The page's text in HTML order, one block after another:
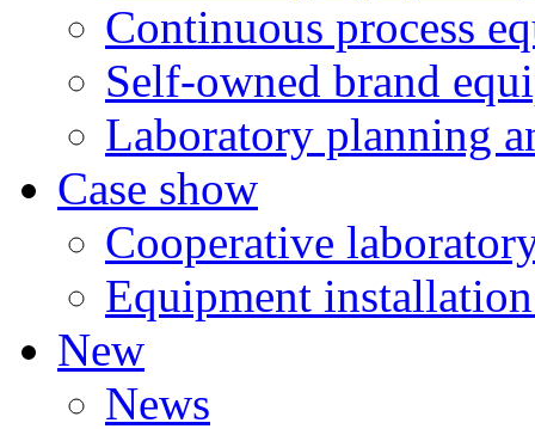
Continuous process
Self-owned brand
Laboratory planning
Case show
Cooperative
Equipment installation
New
News